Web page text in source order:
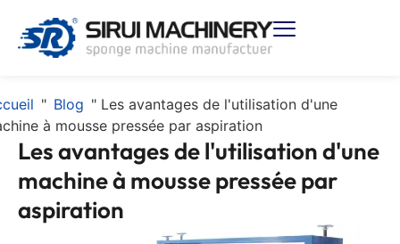
" Blog " Les avantages de l'utilisation d'une
à mousse pressée par aspiration
Les avantages de l'utilisation d'une
machine à mousse pressée par
aspiration